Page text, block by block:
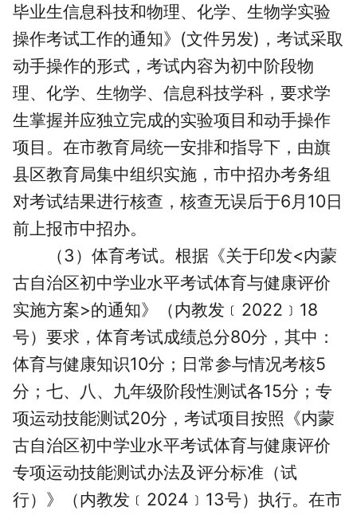
毕业生信息科技和物理、化学、生物学实验
操作考试工作的通知》(文件另发)，考试采取
动手操作的形式，考试内容为初中阶段物
理、化学、生物学、信息科技学科，要求学
生掌握并应独立完成的实验项目和动手操作
项目。在市教育局统一安排和指导下，由旗
县区教育局集中组织实施，市中招办考务组
对考试结果进行核查，核查无误后于6月10日
前上报市中招办。
（3）体育考试。根据《关于印发<内蒙
古自治区初中学业水平考试体育与健康评价
实施方案>的通知》（内教发﹝2022﹞18
号）要求，体育考试成绩总分80分，其中：
体育与健康知识10分；日常参与情况考核5
分；七、八、九年级阶段性测试各15分；专
项运动技能测试20分，考试项目按照《内蒙
古自治区初中学业水平考试体育与健康评价
专项运动技能测试办法及评分标准（试
行）》（内教发﹝2024﹞13号）执行。在市